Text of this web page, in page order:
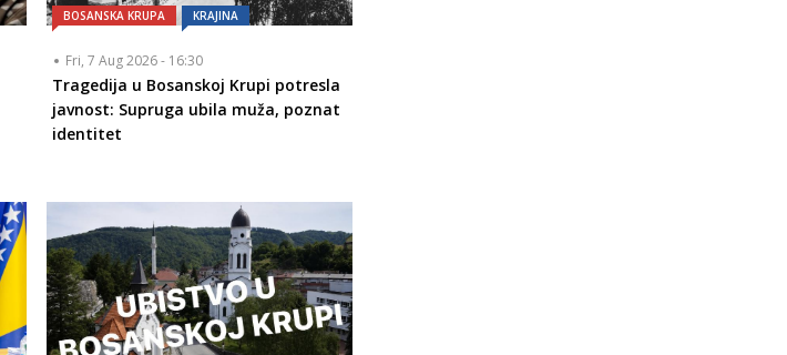
BOSANSKA KRUPA KRAJINA
Fri, 7 Aug 2026 - 16:30
Tragedija u Bosanskoj Krupi potresla
javnost: Supruga ubila muža, poznat
identitet